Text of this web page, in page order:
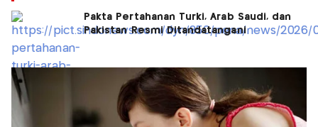
Pakta Pertahanan Turki, Arab Saudi, dan
Pakistan Resmi Ditandatangani